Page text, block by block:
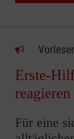
Erste-
Für eine